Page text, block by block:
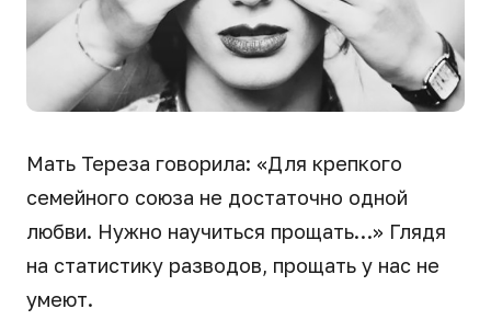
Мать Тереза говорила: «Для крепкого
семейного союза не достаточно одной
любви. Нужно научиться прощать…» Глядя
на статистику разводов, прощать у нас не
умеют.